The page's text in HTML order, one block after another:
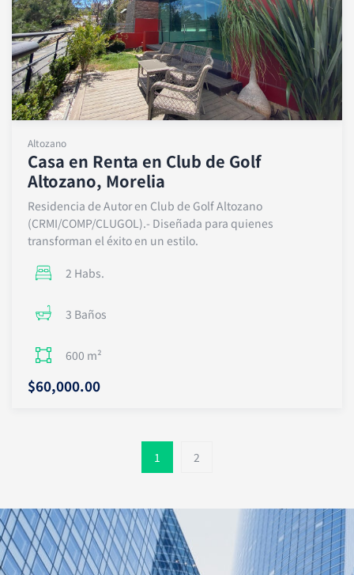
Altozano
Casa en Renta en Club de Golf
Altozano, Morelia
Residencia de Autor en Club de Golf Altozano
(CRMI/COMP/CLUGOL).- Diseñada para quienes
transforman el éxito en un estilo.
2 Habs.
3 Baños
600 m²
$60,000.00
1 2